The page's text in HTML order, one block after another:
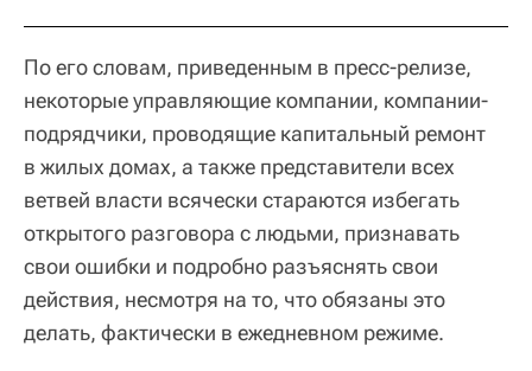
По его словам, приведенным в пресс-релизе,
некоторые управляющие компании, компании-
подрядчики, проводящие капитальный ремонт
в жилых домах, а также представители всех
ветвей власти всячески стараются избегать
открытого разговора с людьми, признавать
свои ошибки и подробно разъяснять свои
действия, несмотря на то, что обязаны это
делать, фактически в ежедневном режиме.